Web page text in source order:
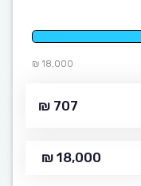
18,000 ₪
707 ₪
18,000 ₪